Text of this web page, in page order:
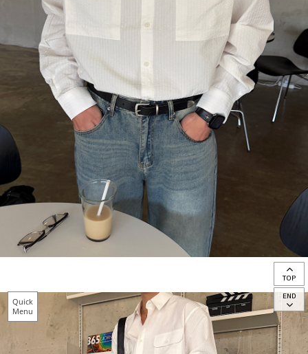
Quick
Menu
TOP
END